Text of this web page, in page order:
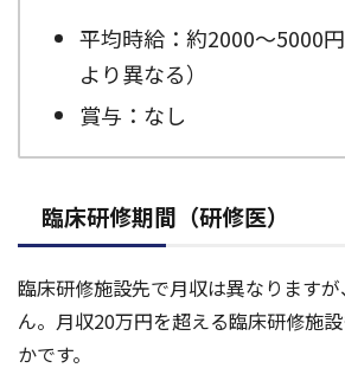
平均時給：約2000～5000
より異なる）
賞与：なし
臨床研修期間（研修医）
臨床研修施設先で月収は異なります
ん。月収20万円を超える臨床研修施
かです。